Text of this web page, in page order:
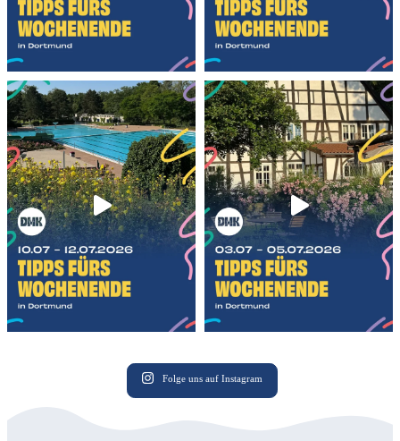
Folge uns auf Instagram